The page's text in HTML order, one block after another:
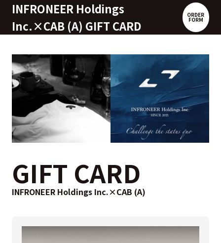
INFRONEER Holdings
Inc.×CAB (A) GIFT CARD
ORDER
FORM
GIFT CARD
INFRONEER Holdings Inc.×CAB (A)